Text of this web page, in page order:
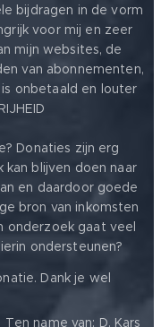
bijdragen in de vorm
voor mij en zeer
mijn websites, de
van abonnementen,
onbetaald en louter
❤️
Donaties zijn erg
blijven doen naar
en daardoor goede
bron van inkomsten
onderzoek gaat veel
ondersteunen?
Dank je wel
name van: D. Kars